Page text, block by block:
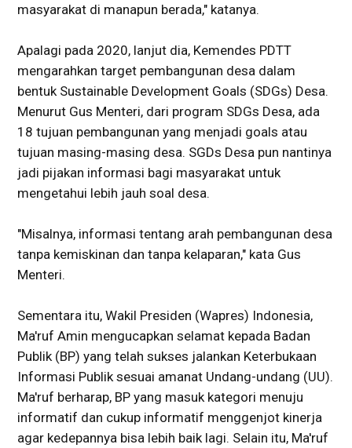
masyarakat di manapun berada," katanya.
Apalagi pada 2020, lanjut dia, Kemendes PDTT
mengarahkan target pembangunan desa dalam
bentuk Sustainable Development Goals (SDGs) Desa.
Menurut Gus Menteri, dari program SDGs Desa, ada
18 tujuan pembangunan yang menjadi goals atau
tujuan masing-masing desa. SGDs Desa pun nantinya
jadi pijakan informasi bagi masyarakat untuk
mengetahui lebih jauh soal desa.
"Misalnya, informasi tentang arah pembangunan desa
tanpa kemiskinan dan tanpa kelaparan," kata Gus
Menteri.
Sementara itu, Wakil Presiden (Wapres) Indonesia,
Ma'ruf Amin mengucapkan selamat kepada Badan
Publik (BP) yang telah sukses jalankan Keterbukaan
Informasi Publik sesuai amanat Undang-undang (UU).
Ma'ruf berharap, BP yang masuk kategori menuju
informatif dan cukup informatif menggenjot kinerja
agar kedepannya bisa lebih baik lagi. Selain itu, Ma'ruf